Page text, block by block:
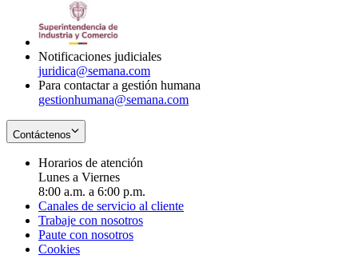
Notificaciones judiciales
juridica@semana.com
Para contactar a gestión humana
gestionhumana@semana.com
Contáctenos
Horarios de atención
Lunes a Viernes
8:00 a.m. a 6:00 p.m.
Canales de servicio al cliente
Trabaje con nosotros
Paute con nosotros
Cookies